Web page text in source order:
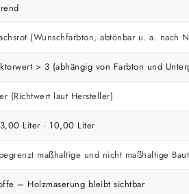
(Wunschfarbton, abtönbar u. a. nach
> 3 (abhängig von Farbton und
(Richtwert laut Hersteller)
Liter · 10,00 Liter
maßhaltige und nicht maßhaltige
– Holzmaserung bleibt sichtbar